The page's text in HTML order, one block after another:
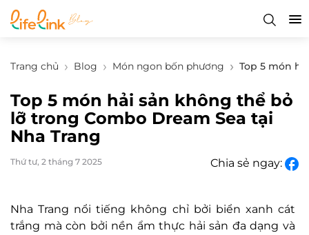
Trang chủ Blog Món ngon bốn phương Top 5 món
Top 5 món hải sản không thể bỏ
lỡ trong Combo Dream Sea tại
Nha Trang
Thứ tư, 2 tháng 7 2025 Chia sẻ ngay:
Nha Trang nổi tiếng không chỉ bởi biển xanh cát
trắng mà còn bởi nền ẩm thực hải sản đa dạng và